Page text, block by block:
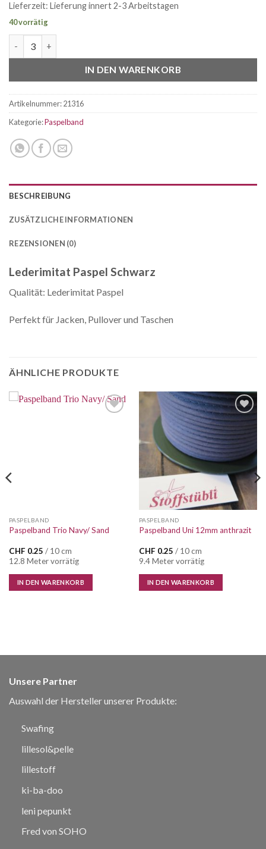
Lieferzeit: Lieferung innert 2-3 Arbeitstagen
40 vorrätig
IN DEN WARENKORB
Artikelnummer:21316
Kategorie:Paspelband
BESCHREIBUNG
ZUSÄTZLICHE INFORMATIONEN
REZENSIONEN (0)
Lederimitat Paspel Schwarz
Qualität: Lederimitat Paspel
Perfekt für Jacken, Pullover und Taschen
ÄHNLICHE PRODUKTE
PASPELBAND
Paspelband Trio Navy/ Sand
CHF 0.25 / 10 cm
12.8 Meter vorrätig
IN DEN WARENKORB
Auf die
Wunschliste
PASPELBAND
Paspelband Uni 12mm anthrazit
CHF 0.25 / 10 cm
9.4 Meter vorrätig
IN DEN WARENKORB
Unsere Partner
Auswahl der Hersteller unserer Produkte:
Swafing
lillesol&pelle
lillestoff
ki-ba-doo
leni pepunkt
Fred von SOHO